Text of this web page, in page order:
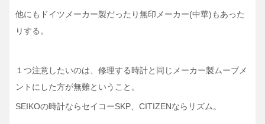
他にもドイツメーカー製だったり無印メーカー(中華)もあった
りする。
１つ注意したいのは、修理する時計と同じメーカー製ムーブメ
ントにした方が無難ということ。
SEIKOの時計ならセイコーSKP、CITIZENならリズム。